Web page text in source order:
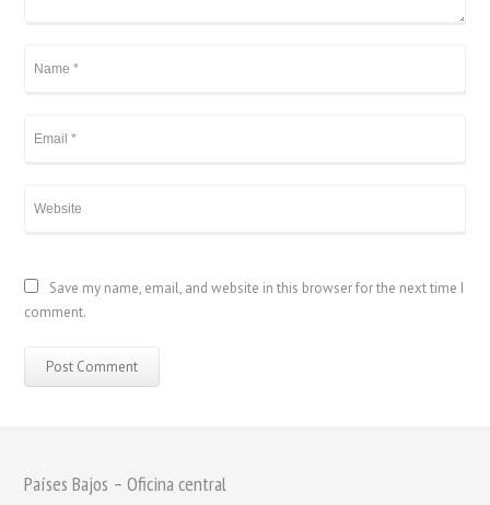
Save my name, email, and website in this browser for the next time I
comment.
Países Bajos – Oficina central